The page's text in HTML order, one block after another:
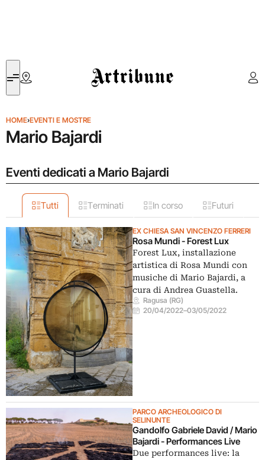
Artribune
HOME›EVENTI E MOSTRE
Mario Bajardi
Eventi dedicati a Mario Bajardi
Tutti Terminati In corso Futuri
EX CHIESA SAN VINCENZO FERRERI
Rosa Mundi - Forest Lux
Forest Lux, installazione
artistica di Rosa Mundi con
musiche di Mario Bajardi, a
cura di Andrea Guastella.
Ragusa (RG)
20/04/2022–03/05/2022
PARCO ARCHEOLOGICO DI
SELINUNTE
Gandolfo Gabriele David / Mario
Bajardi - Performances Live
Due performances live: la